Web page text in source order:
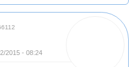
2015 - 08:24